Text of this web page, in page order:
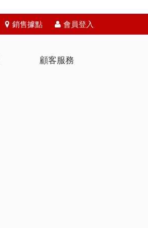
銷售據點 會員登入
顧客服務